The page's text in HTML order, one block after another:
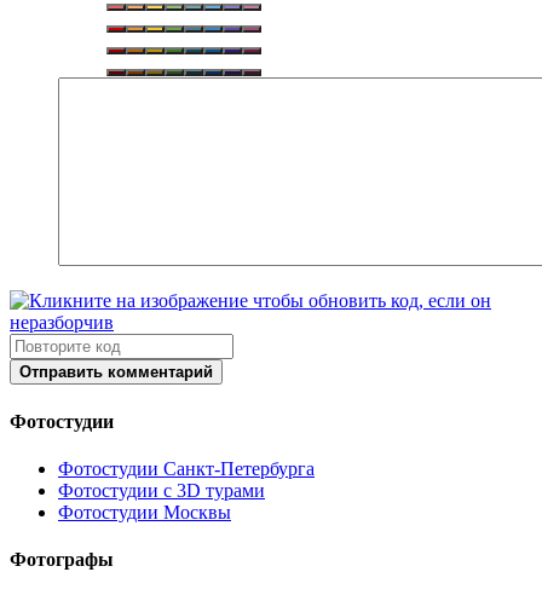
Отправить комментарий
Фотостудии
Фотостудии Санкт-Петербурга
Фотостудии с 3D турами
Фотостудии Москвы
Фотографы